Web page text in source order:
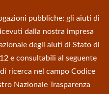
pubbliche: gli aiuti di
dalla nostra impresa
degli aiuti di Stato di
e consultabili al seguente
ricerca nel campo Codice
Nazionale Trasparenza